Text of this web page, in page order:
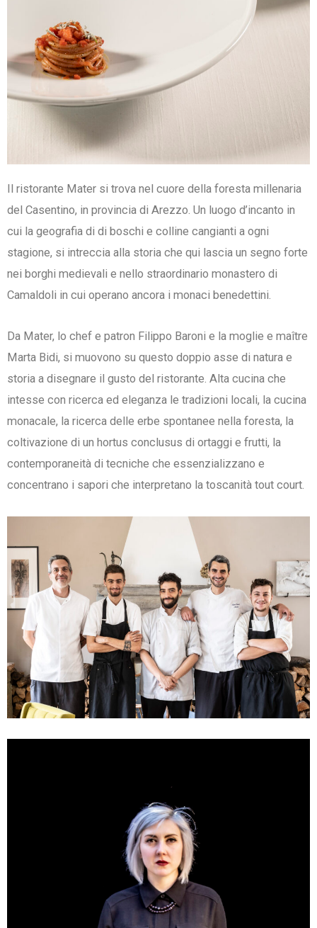
Il ristorante Mater si trova nel cuore della foresta millenaria
del Casentino, in provincia di Arezzo. Un luogo d’incanto in
cui la geografia di di boschi e colline cangianti a ogni
stagione, si intreccia alla storia che qui lascia un segno forte
nei borghi medievali e nello straordinario monastero di
Camaldoli in cui operano ancora i monaci benedettini.
Da Mater, lo chef e patron Filippo Baroni e la moglie e maître
Marta Bidi, si muovono su questo doppio asse di natura e
storia a disegnare il gusto del ristorante. Alta cucina che
intesse con ricerca ed eleganza le tradizioni locali, la cucina
monacale, la ricerca delle erbe spontanee nella foresta, la
coltivazione di un hortus conclusus di ortaggi e frutti, la
contemporaneità di tecniche che essenzializzano e
concentrano i sapori che interpretano la toscanità tout court.